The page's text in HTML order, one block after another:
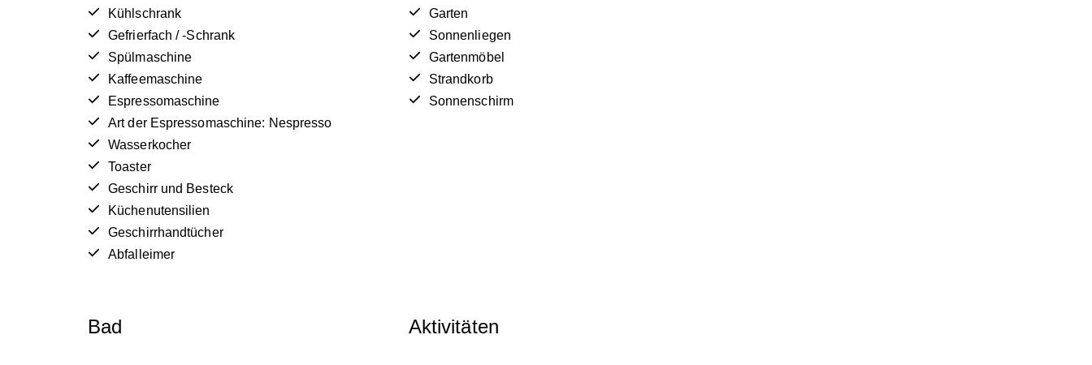
Kühlschrank
Gefrierfach / -Schrank
Spülmaschine
Kaffeemaschine
Espressomaschine
Art der Espressomaschine: Nespresso
Wasserkocher
Toaster
Geschirr und Besteck
Küchenutensilien
Geschirrhandtücher
Abfalleimer
Garten
Sonnenliegen
Gartenmöbel
Strandkorb
Sonnenschirm
Bad Aktivitäten